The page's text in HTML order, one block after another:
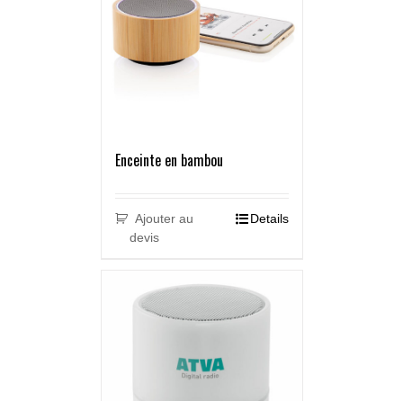
Enceinte en bambou
Ajouter au
devis
Details